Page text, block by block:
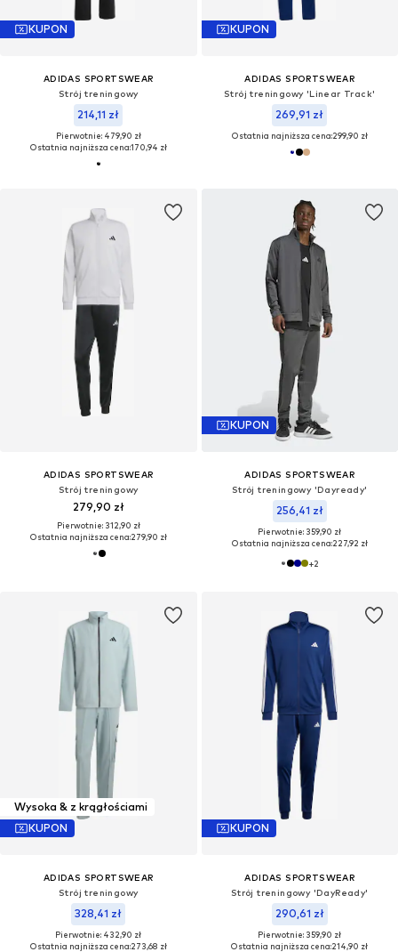
KUPON
ADIDAS SPORTSWEAR
Strój treningowy
214,11 zł
Pierwotnie: 479,90 zł
Ostatnia najniższa cena:170,94 zł
KUPON
ADIDAS SPORTSWEAR
Strój treningowy 'Linear Track'
269,91 zł
Ostatnia najniższa cena:299,90 zł
ADIDAS SPORTSWEAR
Strój treningowy
279,90 zł
Pierwotnie: 312,90 zł
Ostatnia najniższa cena:279,90 zł
KUPON
ADIDAS SPORTSWEAR
Strój treningowy 'Dayready'
256,41 zł
Pierwotnie: 359,90 zł
Ostatnia najniższa cena:227,92 zł
+2
Wysoka & z krągłościami
KUPON
ADIDAS SPORTSWEAR
Strój treningowy
328,41 zł
Pierwotnie: 432,90 zł
Ostatnia najniższa cena:273,68 zł
KUPON
ADIDAS SPORTSWEAR
Strój treningowy 'DayReady'
290,61 zł
Pierwotnie: 359,90 zł
Ostatnia najniższa cena:214,90 zł